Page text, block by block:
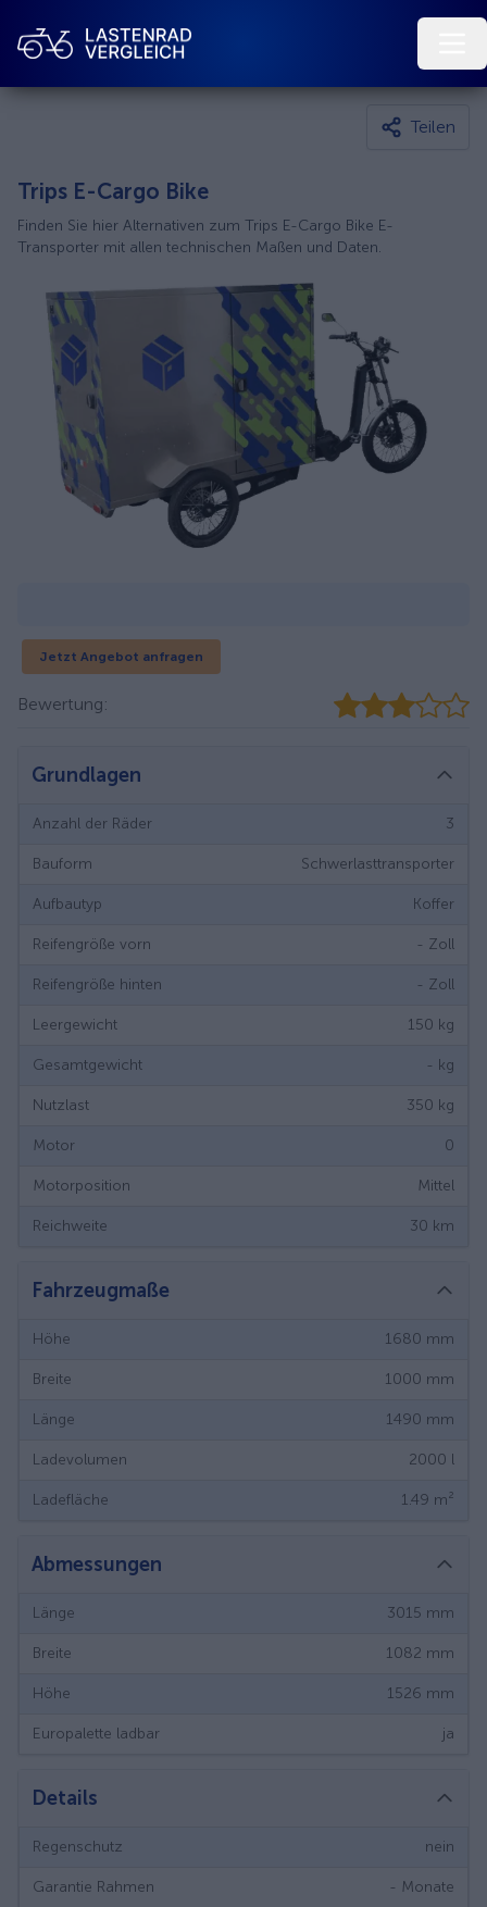
Teilen
Trips E-Cargo Bike
Finden Sie hier Alternativen zum Trips E-Cargo Bike E-
Transporter mit allen technischen Maßen und Daten.
Jetzt Angebot anfragen
Bewertung:
Grundlagen
Anzahl der Räder 3
Bauform Schwerlasttransporter
Aufbautyp Koffer
Reifengröße vorn - Zoll
Reifengröße hinten - Zoll
Leergewicht 150 kg
Gesamtgewicht - kg
Nutzlast 350 kg
Motor 0
Motorposition Mittel
Reichweite 30 km
Fahrzeugmaße
Höhe 1680 mm
Breite 1000 mm
Länge 1490 mm
Ladevolumen 2000 l
Ladefläche 1.49 m²
Abmessungen
Länge 3015 mm
Breite 1082 mm
Höhe 1526 mm
Europalette ladbar ja
Details
Regenschutz nein
Garantie Rahmen - Monate